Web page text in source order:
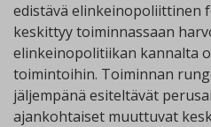
edistävä elinkeinopoliittinen
keskittyy toiminnassaan
elinkeinopolitiikan kannalta
toimintoihin. Toiminnan
jäljempänä esiteltävät
ajankohtaiset muuttuvat